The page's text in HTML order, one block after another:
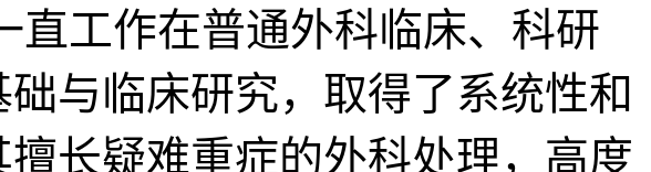
直工作在普通外科临床、科研
与临床研究，取得了系统性和
长疑难重症的外科处理，高度